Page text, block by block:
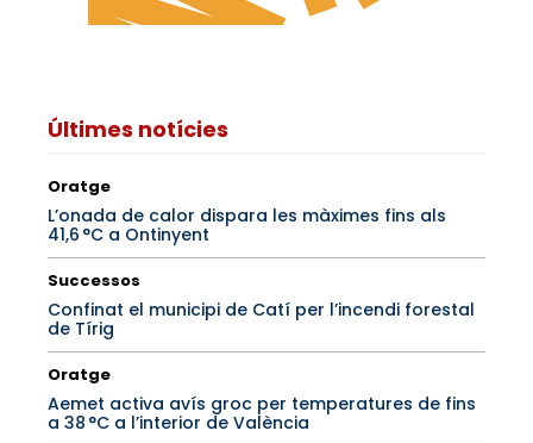
Últimes notícies
Oratge
L’onada de calor dispara les màximes fins als
41,6 °C a Ontinyent
Successos
Confinat el municipi de Catí per l’incendi forestal
de Tírig
Oratge
Aemet activa avís groc per temperatures de fins
a 38 °C a l’interior de València